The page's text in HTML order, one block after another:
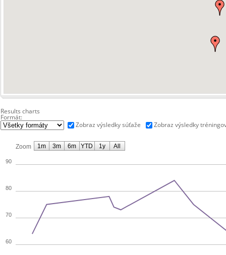
Results charts
Formát:
Zobraz výsledky súťaže
Zobraz výsledky
Zoom
60
70
80
90
1m 3m 6m YTD 1y All